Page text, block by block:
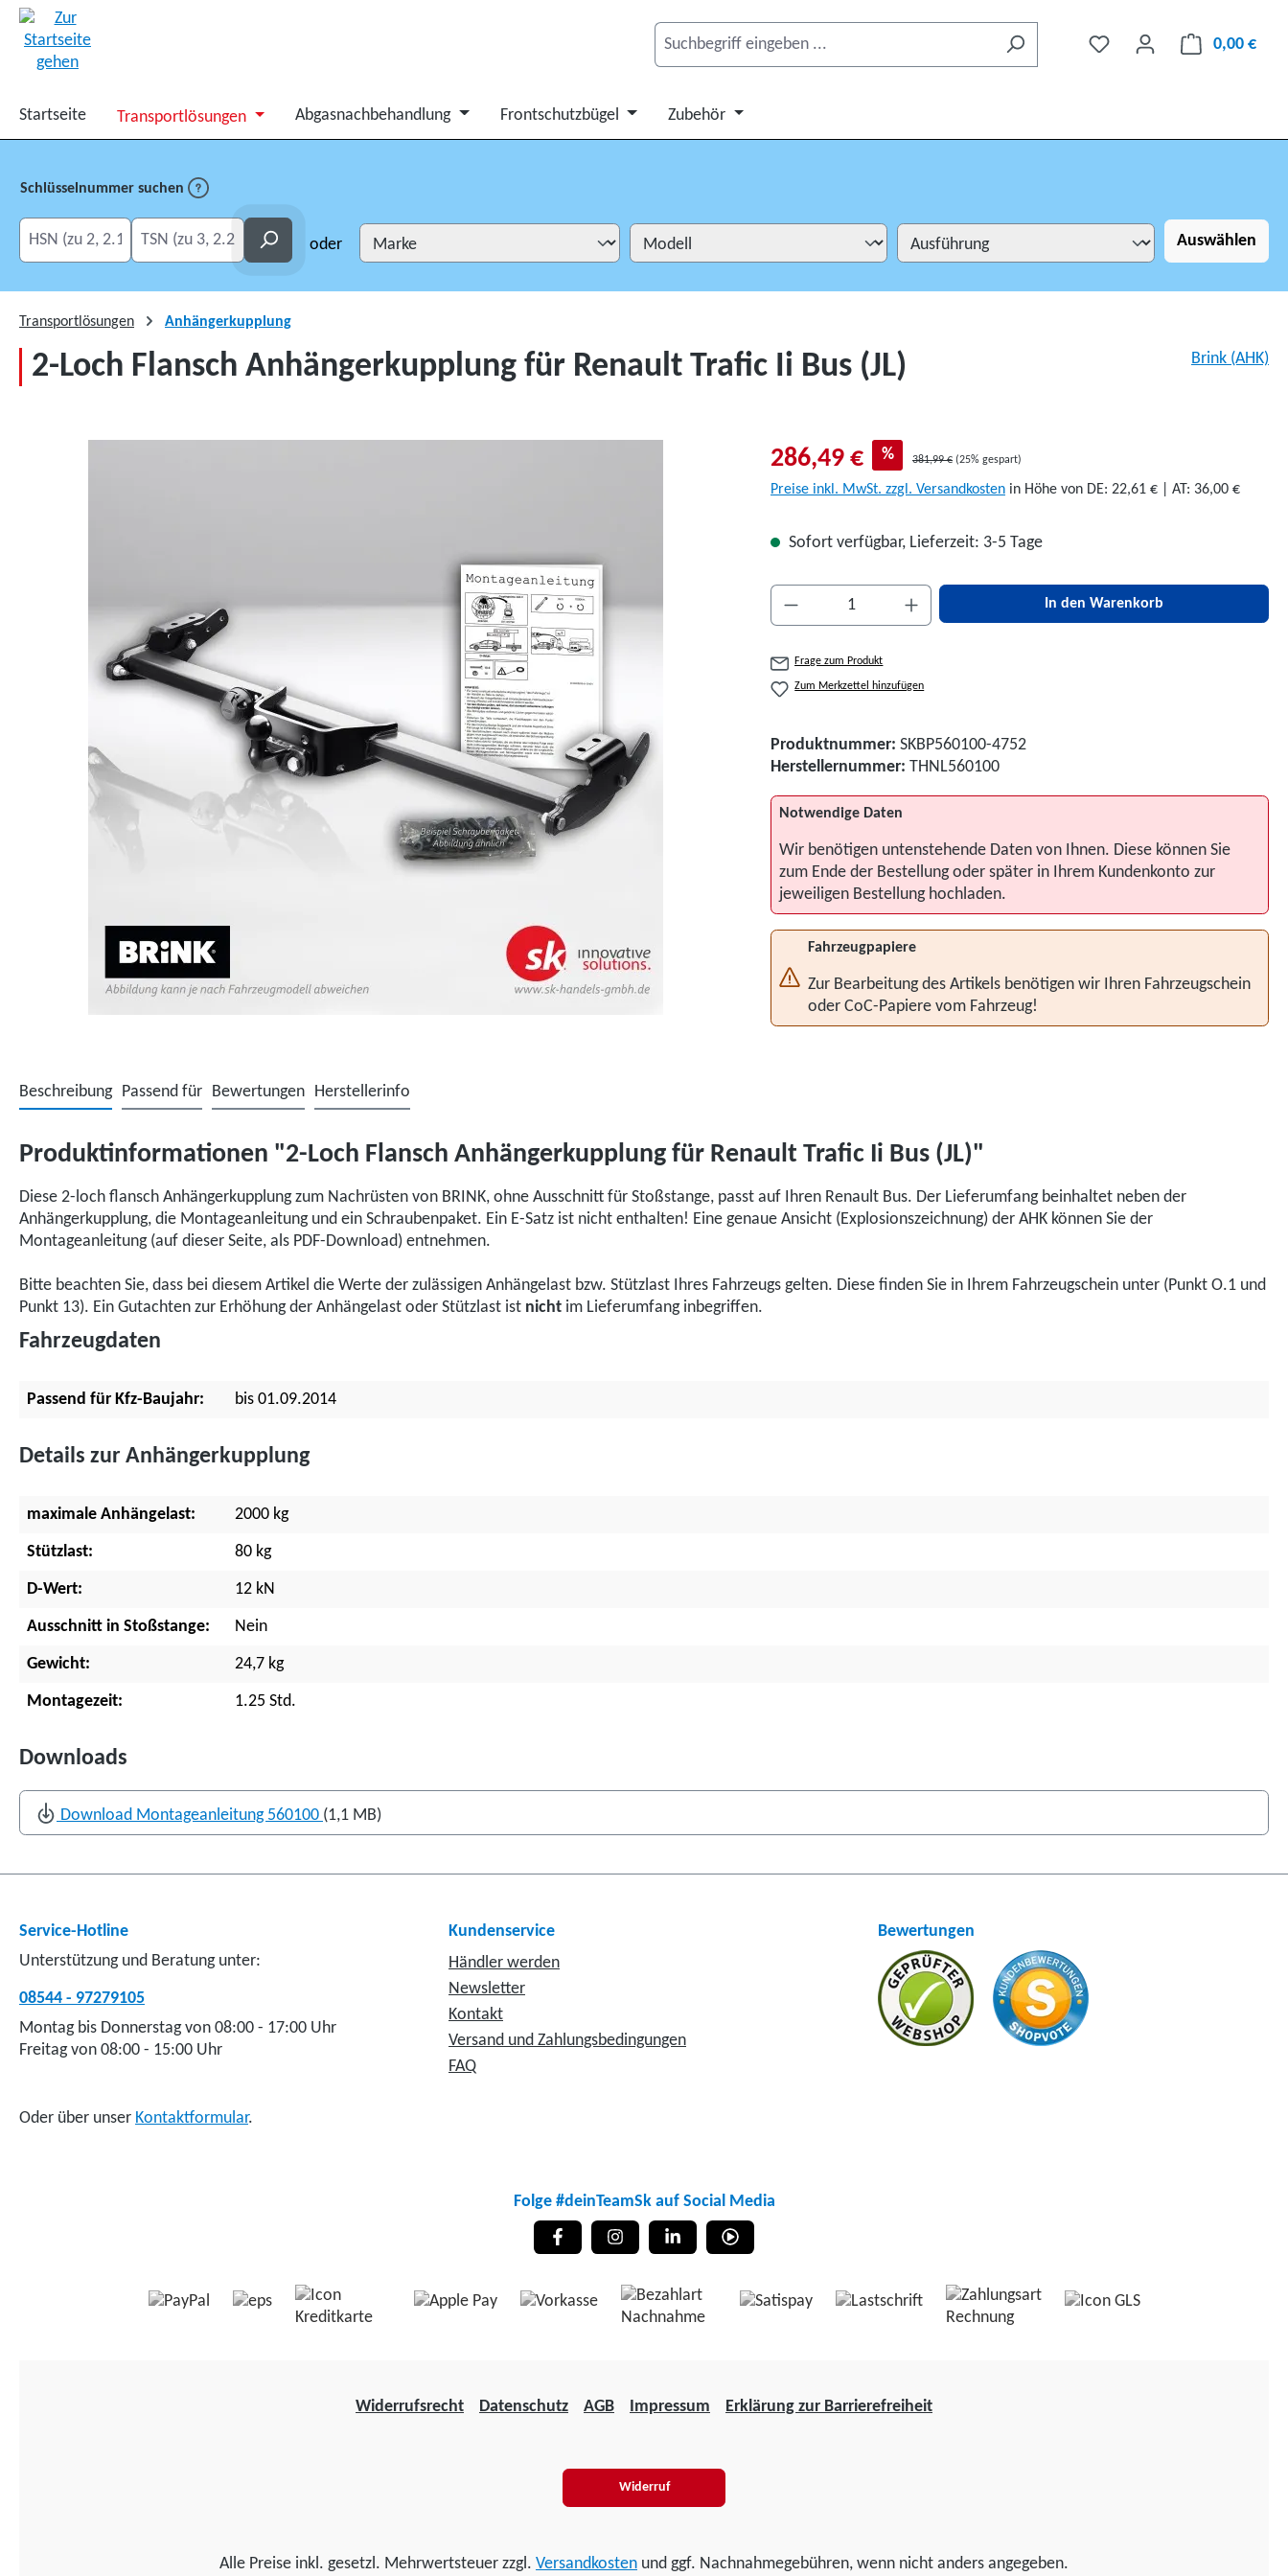
0,00 €
Startseite Transportlösungen Abgasnachbehandlung Frontschutzbügel Zubehör
Schlüsselnummer suchen
HSN eingeben
TSN eingeben Suchen oder Auswählen
Transportlösungen Anhängerkupplung
2-Loch Flansch Anhängerkupplung für Renault Trafic Ii Bus (JL) Brink (AHK)
286,49 € % 381,99 € (25% gespart)
Preise inkl. MwSt. zzgl. Versandkosten in Höhe von DE: 22,61 € | AT: 36,00 €
Sofort verfügbar, Lieferzeit: 3-5 Tage
Produkt Anzahl: Gib den gewünschten Wert ein oder
In den Warenkorb
Frage zum Produkt
Zum Merkzettel hinzufügen
Produktnummer: SKBP560100-4752
Herstellernummer: THNL560100
Notwendige Daten
Wir benötigen untenstehende Daten von Ihnen. Diese können Sie
zum Ende der Bestellung oder später in Ihrem Kundenkonto zur
jeweiligen Bestellung hochladen.
Fahrzeugpapiere
Zur Bearbeitung des Artikels benötigen wir Ihren Fahrzeugschein
oder CoC-Papiere vom Fahrzeug!
Beschreibung Passend für Bewertungen Herstellerinfo
Produktinformationen "2-Loch Flansch Anhängerkupplung für Renault Trafic Ii Bus (JL)"
Diese 2-loch flansch Anhängerkupplung zum Nachrüsten von BRINK, ohne Ausschnitt für Stoßstange, passt auf Ihren Renault Bus. Der Lieferumfang beinhaltet neben der
Anhängerkupplung, die Montageanleitung und ein Schraubenpaket. Ein E-Satz ist nicht enthalten! Eine genaue Ansicht (Explosionszeichnung) der AHK können Sie der
Montageanleitung (auf dieser Seite, als PDF-Download) entnehmen.
Bitte beachten Sie, dass bei diesem Artikel die Werte der zulässigen Anhängelast bzw. Stützlast Ihres Fahrzeugs gelten. Diese finden Sie in Ihrem Fahrzeugschein unter (Punkt O.1 und
Punkt 13). Ein Gutachten zur Erhöhung der Anhängelast oder Stützlast ist nicht im Lieferumfang inbegriffen.
Fahrzeugdaten
Passend für Kfz-Baujahr: bis 01.09.2014
Details zur Anhängerkupplung
maximale Anhängelast: 2000 kg
Stützlast: 80 kg
D-Wert: 12 kN
Ausschnitt in Stoßstange: Nein
Gewicht: 24,7 kg
Montagezeit: 1.25 Std.
Downloads
Download Montageanleitung 560100 (1,1 MB)
Service-Hotline
Unterstützung und Beratung unter:
08544 - 97279105
Montag bis Donnerstag von 08:00 - 17:00 Uhr
Freitag von 08:00 - 15:00 Uhr
Oder über unser Kontaktformular.
Kundenservice
Händler werden
Newsletter
Kontakt
Versand und Zahlungsbedingungen
FAQ
Bewertungen
Folge #deinTeamSk auf Social Media
Widerrufsrecht Datenschutz AGB Impressum Erklärung zur Barrierefreiheit
Widerruf
Alle Preise inkl. gesetzl. Mehrwertsteuer zzgl. Versandkosten und ggf. Nachnahmegebühren, wenn nicht anders angegeben.